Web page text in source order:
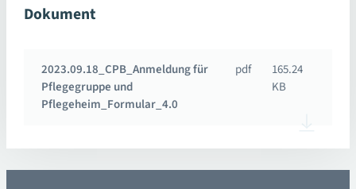
Dokument
2023.09.18_CPB_Anmeldung für
Pflegegruppe und
Pflegeheim_Formular_4.0
pdf
165.24
KB